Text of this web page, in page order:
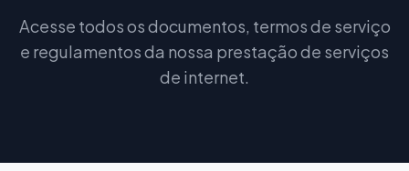
BENEFÍCIOS
COBERTURA
CLIENTE
Acesse todos os documentos, termos de serviço
e regulamentos da nossa prestação de serviços
de internet.